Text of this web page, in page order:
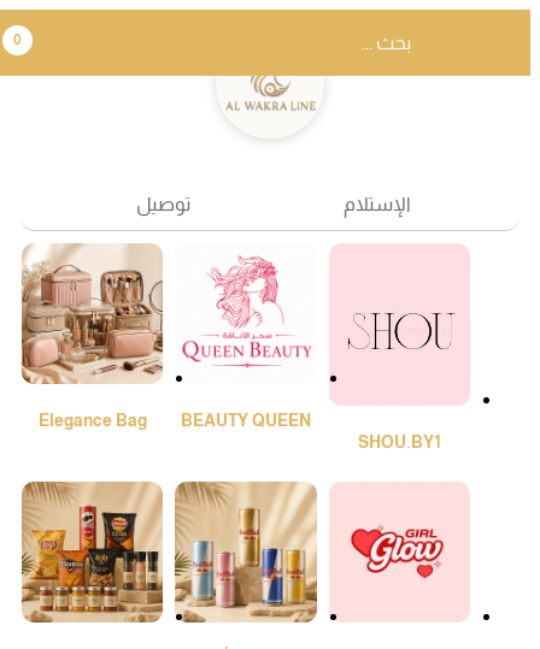
0
الإستلام توصيل
SHOU.BY1
BEAUTY QUEEN
Elegance Bag